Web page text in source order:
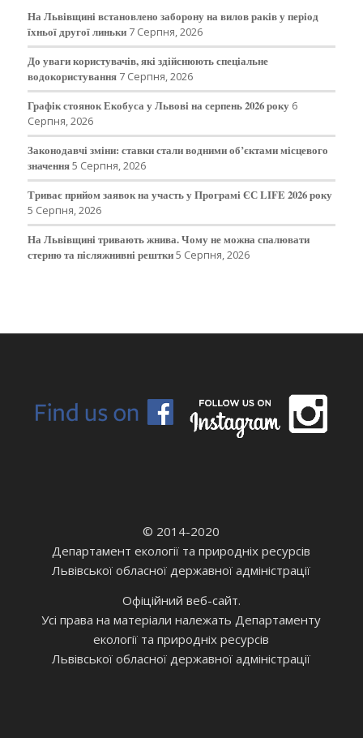
На Львівщині встановлено заборону на вилов раків у період
їхньої другої линьки 7 Серпня, 2026
До уваги користувачів, які здійснюють спеціальне
водокористування 7 Серпня, 2026
Графік стоянок Екобуса у Львові на серпень 2026 року 6
Серпня, 2026
Законодавчі зміни: ставки стали водними об’єктами місцевого
значення5 Серпня, 2026
Триває прийом заявок на участь у Програмі ЄС LIFE 2026 року
5 Серпня, 2026
На Львівщині тривають жнива. Чому не можна спалювати
стерню та післяжнивні рештки5 Серпня, 2026
© 2014-2020
Департамент екології та природніх ресурсів
Львівської обласної державної адміністрації
Офіційний веб-сайт.
Усі права на матеріали належать Департаменту
екології та природніх ресурсів
Львівської обласної державної адміністрації